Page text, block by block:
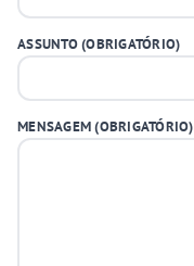
ASSUNTO (OBRIGATÓRIO)
MENSAGEM (OBRIGATÓRIO)